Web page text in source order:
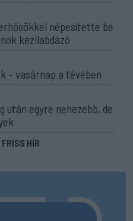
népesítette be
kézilabdázó
– vasárnap a tévében
után egyre nehezebb, de
HÍR